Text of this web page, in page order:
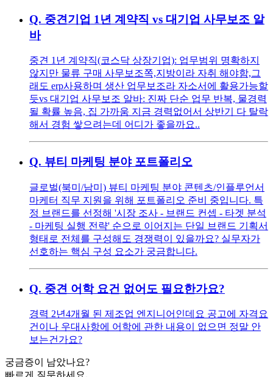
Q. 중견기업 1년 계약직 vs 대기업 사무보조 알
바
중견 1년 계약직(코스닥 상장기업): 업무범위 명확하지
않지만 물류 구매 사무보조쪽,지방이라 자취 해야함,그
래도 erp사용하며 생산 업무보조라 자소서에 활용가능할
듯vs 대기업 사무보조 알바: 진짜 단순 업무 반복, 물경력
될 확률 높음, 집 가까움 지금 경력없어서 상반기 다 탈락
해서 경험 쌓으려는데 어디가 좋을까요..
Q. 뷰티 마케팅 분야 포트폴리오
글로벌(북미/남미) 뷰티 마케팅 분야 콘텐츠/인플루언서
마케터 직무 지원을 위해 포트폴리오 준비 중입니다. 특
정 브랜드를 선정해 '시장 조사 - 브랜드 컨셉 - 타겟 분석
- 마케팅 실행 전략' 순으로 이어지는 단일 브랜드 기획서
형태로 전체를 구성해도 경쟁력이 있을까요? 실무자가
선호하는 핵심 구성 요소가 궁금합니다.
Q. 중견 어학 요건 없어도 필요한가요?
경력 2년4개월 된 제조업 엔지니어인데요 공고에 자격요
건이나 우대사항에 어학에 관한 내용이 없으면 정말 안
보는건가요?
궁금증이 남았나요?